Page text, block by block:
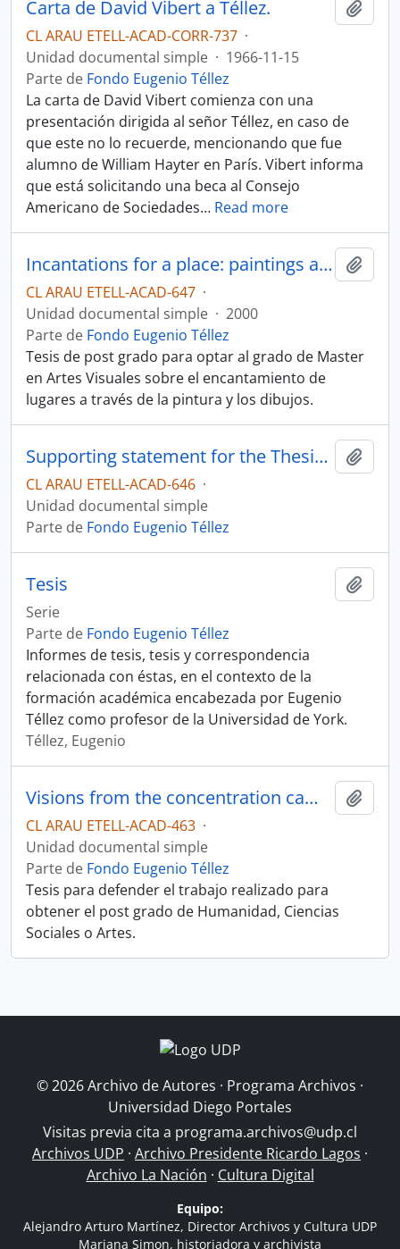
Carta de David Vibert a Téllez.
CL ARAU ETELL-ACAD-CORR-737 ·
Unidad documental simple · 1966-11-15
Parte de Fondo Eugenio Téllez
La carta de David Vibert comienza con una
presentación dirigida al señor Téllez, en caso de
que este no lo recuerde, mencionando que fue
alumno de William Hayter en París. Vibert informa
que está solicitando una beca al Consejo
Americano de Sociedades… Read more
Incantations for a place: paintings and drawings. Tesis
CL ARAU ETELL-ACAD-647 ·
Unidad documental simple · 2000
Parte de Fondo Eugenio Téllez
Tesis de post grado para optar al grado de Master
en Artes Visuales sobre el encantamiento de
lugares a través de la pintura y los dibujos.
Supporting statement for the Thesis exhibition: Chinese food by May Chan
CL ARAU ETELL-ACAD-646 ·
Unidad documental simple
Parte de Fondo Eugenio Téllez
Tesis
Serie
Parte de Fondo Eugenio Téllez
Informes de tesis, tesis y correspondencia
relacionada con éstas, en el contexto de la
formación académica encabezada por Eugenio
Téllez como profesor de la Universidad de York.
Téllez, Eugenio
Visions from the concentration camp state of despair. Informe
CL ARAU ETELL-ACAD-463 ·
Unidad documental simple
Parte de Fondo Eugenio Téllez
Tesis para defender el trabajo realizado para
obtener el post grado de Humanidad, Ciencias
Sociales o Artes.
© 2026 Archivo de Autores · Programa Archivos ·
Universidad Diego Portales
Visitas previa cita a programa.archivos@udp.cl
Archivos UDP · Archivo Presidente Ricardo Lagos ·
Archivo La Nación · Cultura Digital
Equipo:
Alejandro Arturo Martínez, Director Archivos y Cultura UDP
Mariana Simon, historiadora y archivista